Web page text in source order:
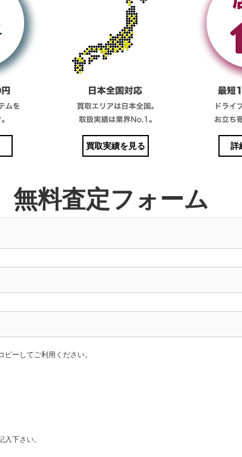
買取実績を見る 詳
無料査定フォーム